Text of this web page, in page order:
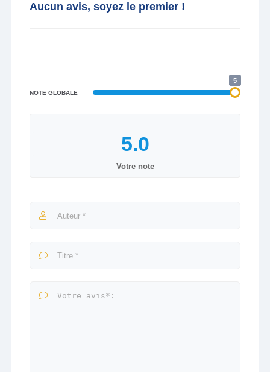
Aucun avis, soyez le premier !
NOTE GLOBALE
5
Votre note